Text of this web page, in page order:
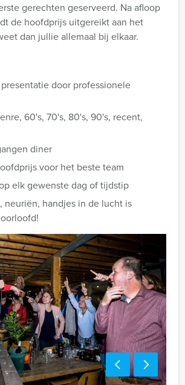
gerechten geserveerd. Na afloop
de hoofdprijs uitgereikt aan het
dan jullie allemaal bij elkaar.
door professionele
60's, 70's, 80's, 90's, recent,
diner
voor het beste team
elk gewenste dag of tijdstip
neuriën, handjes in de lucht is